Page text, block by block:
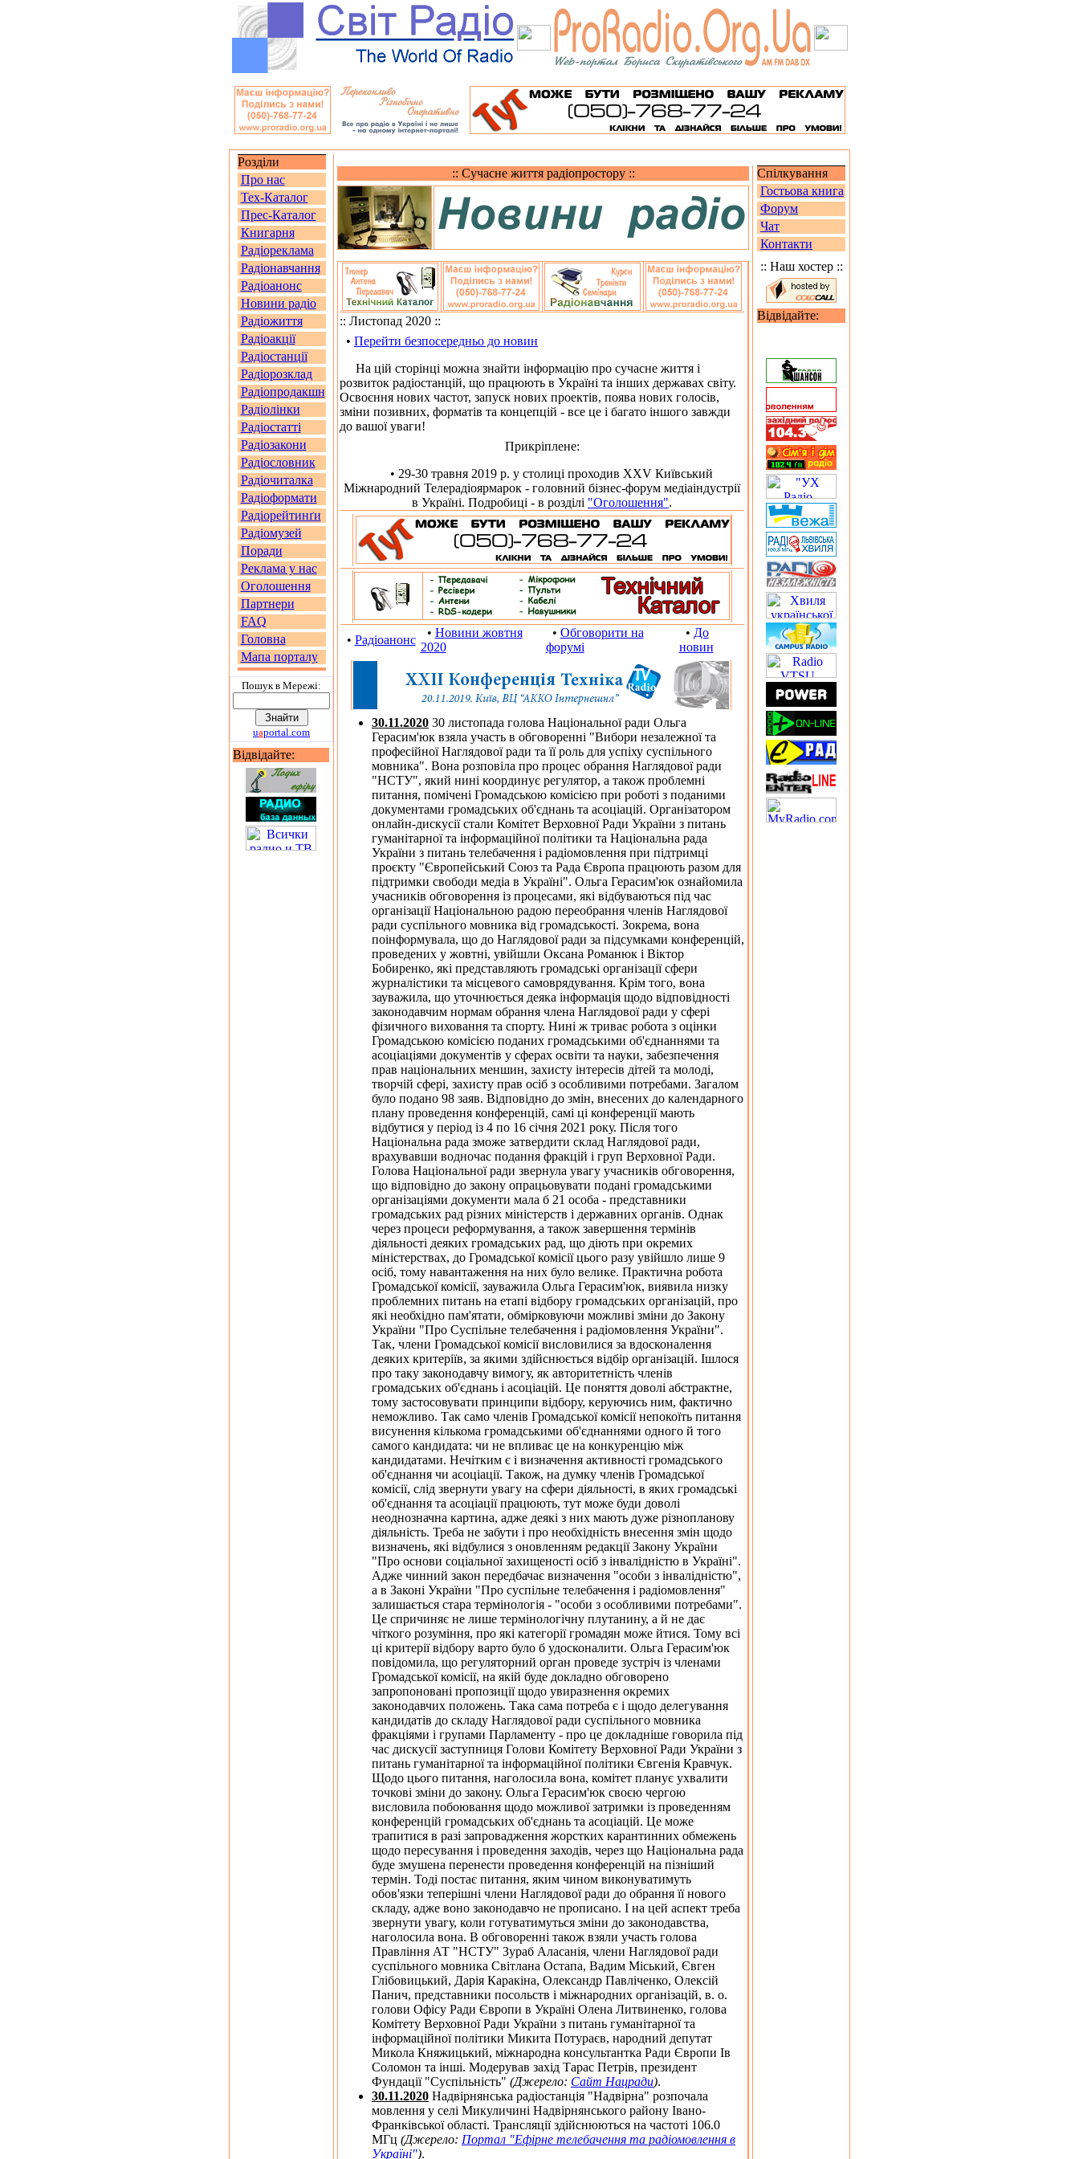
Розділи
Про нас
Тех-Каталог
Прес-Каталог
Книгарня
Радіореклама
Радіонавчання
Радіоанонс
Новини радіо
Радіожиття
Радіоакції
Радіостанції
Радіорозклад
Радіопродакшн
Радіолінки
Радіостатті
Радіозакони
Радіословник
Радіочиталка
Радіоформати
Радіорейтинґи
Радіомузей
Поради
Реклама у нас
Оголошення
Партнери
FAQ
Головна
Мапа порталу
Пошук в Мережi:
uaportal.com
Відвідайте:
Спілкування
Гостьова книга
Форум
Чат
Контакти
:: Сучасне життя радіопростору ::
:: Листопад 2020 ::
• Перейти безпосередньо до новин
На цій сторінці можна знайти інформацію про сучасне життя і
розвиток радіостанцій, що працюють в Україні та інших державах світу.
Освоєння нових частот, запуск нових проектів, поява нових голосів,
зміни позивних, форматів та концепцій - все це і багато іншого завжди
до вашої уваги!
Прикріплене:
• 29-30 травня 2019 р. у столиці проходив XXV Київський
Міжнародний Телерадіоярмарок - головний бізнес-форум медіаіндустрії
в Україні. Подробиці - в розділі "Оголошення".
• Радіоанонс
• Новини жовтня
2020
• Обговорити на
форумі
• До
новин
30.11.2020 30 листопада голова Національної ради Ольга
Герасим'юк взяла участь в обговоренні "Вибори незалежної та
професійної Наглядової ради та її роль для успіху суспільного
мовника". Вона розповіла про процес обрання Наглядової ради
"НСТУ", який нині координує регулятор, а також проблемні
питання, помічені Громадською комісією при роботі з поданими
документами громадських об'єднань та асоціацій. Організатором
онлайн-дискусії стали Комітет Верховної Ради України з питань
гуманітарної та інформаційної політики та Національна рада
України з питань телебачення і радіомовлення при підтримці
проєкту "Європейський Союз та Рада Європа працюють разом для
підтримки свободи медіа в Україні". Ольга Герасим'юк ознайомила
учасників обговорення із процесами, які відбуваються під час
організації Національною радою переобрання членів Наглядової
ради суспільного мовника від громадськості. Зокрема, вона
поінформувала, що до Наглядової ради за підсумками конференцій,
проведених у жовтні, увійшли Оксана Романюк і Віктор
Бобиренко, які представляють громадські організації сфери
журналістики та місцевого самоврядування. Крім того, вона
зауважила, що уточнюється деяка інформація щодо відповідності
законодавчим нормам обрання члена Наглядової ради у сфері
фізичного виховання та спорту. Нині ж триває робота з оцінки
Громадською комісією поданих громадськими об'єднаннями та
асоціаціями документів у сферах освіти та науки, забезпечення
прав національних меншин, захисту інтересів дітей та молоді,
творчій сфері, захисту прав осіб з особливими потребами. Загалом
було подано 98 заяв. Відповідно до змін, внесених до календарного
плану проведення конференцій, самі ці конференції мають
відбутися у період із 4 по 16 січня 2021 року. Після того
Національна рада зможе затвердити склад Наглядової ради,
врахувавши водночас подання фракцій і груп Верховної Ради.
Голова Національної ради звернула увагу учасників обговорення,
що відповідно до закону опрацьовувати подані громадськими
організаціями документи мала б 21 особа - представники
громадських рад різних міністерств і державних органів. Однак
через процеси реформування, а також завершення термінів
діяльності деяких громадських рад, що діють при окремих
міністерствах, до Громадської комісії цього разу увійшло лише 9
осіб, тому навантаження на них було велике. Практична робота
Громадської комісії, зауважила Ольга Герасим'юк, виявила низку
проблемних питань на етапі відбору громадських організацій, про
які необхідно пам'ятати, обмірковуючи можливі зміни до Закону
України "Про Суспільне телебачення і радіомовлення України".
Так, члени Громадської комісії висловилися за вдосконалення
деяких критеріїв, за якими здійснюється відбір організацій. Ішлося
про таку законодавчу вимогу, як авторитетність членів
громадських об'єднань і асоціацій. Це поняття доволі абстрактне,
тому застосовувати принципи відбору, керуючись ним, фактично
неможливо. Так само членів Громадської комісії непокоїть питання
висунення кількома громадськими об'єднаннями одного й того
самого кандидата: чи не впливає це на конкуренцію між
кандидатами. Нечітким є і визначення активності громадського
об'єднання чи асоціації. Також, на думку членів Громадської
комісії, слід звернути увагу на сфери діяльності, в яких громадські
об'єднання та асоціації працюють, тут може буди доволі
неоднозначна картина, адже деякі з них мають дуже різнопланову
діяльність. Треба не забути і про необхідність внесення змін щодо
визначень, які відбулися з оновленням редакції Закону України
"Про основи соціальної захищеності осіб з інвалідністю в Україні".
Адже чинний закон передбачає визначення "особи з інвалідністю",
а в Законі України "Про суспільне телебачення і радіомовлення"
залишається стара термінологія - "особи з особливими потребами".
Це спричиняє не лише термінологічну плутанину, а й не дає
чіткого розуміння, про які категорії громадян може йтися. Тому всі
ці критерії відбору варто було б удосконалити. Ольга Герасим'юк
повідомила, що регуляторний орган проведе зустріч із членами
Громадської комісії, на якій буде докладно обговорено
запропоновані пропозиції щодо увиразнення окремих
законодавчих положень. Така сама потреба є і щодо делегування
кандидатів до складу Наглядової ради суспільного мовника
фракціями і групами Парламенту - про це докладніше говорила під
час дискусії заступниця Голови Комітету Верховної Ради України з
питань гуманітарної та інформаційної політики Євгенія Кравчук.
Щодо цього питання, наголосила вона, комітет планує ухвалити
точкові зміни до закону. Ольга Герасим'юк своєю чергою
висловила побоювання щодо можливої затримки із проведенням
конференцій громадських об'єднань та асоціацій. Це може
трапитися в разі запровадження жорстких карантинних обмежень
щодо пересування і проведення заходів, через що Національна рада
буде змушена перенести проведення конференцій на пізніший
термін. Тоді постає питання, яким чином виконуватимуть
обов'язки теперішні члени Наглядової ради до обрання її нового
складу, адже воно законодавчо не прописано. І на цей аспект треба
звернути увагу, коли готуватимуться зміни до законодавства,
наголосила вона. В обговоренні також взяли участь голова
Правління АТ "НСТУ" Зураб Аласанія, члени Наглядової ради
суспільного мовника Світлана Остапа, Вадим Міський, Євген
Глібовицький, Дарія Каракіна, Олександр Павліченко, Олексій
Панич, представники посольств і міжнародних організацій, в. о.
голови Офісу Ради Європи в Україні Олена Литвиненко, голова
Комітету Верховної Ради України з питань гуманітарної та
інформаційної політики Микита Потураєв, народний депутат
Микола Княжицький, міжнародна консультантка Ради Європи Ів
Соломон та інші. Модерував захід Тарас Петрів, президент
Фундації "Суспільність" (Джерело: Сайт Нацради).
30.11.2020 Надвірнянська радіостанція "Надвірна" розпочала
мовлення у селі Микуличині Надвірнянського району Івано-
Франківської області. Трансляції здійснюються на частоті 106.0
МГц (Джерело: Портал "Ефірне телебачення та радіомовлення в
Україні").
:: Наш хостер ::
Відвідайте: